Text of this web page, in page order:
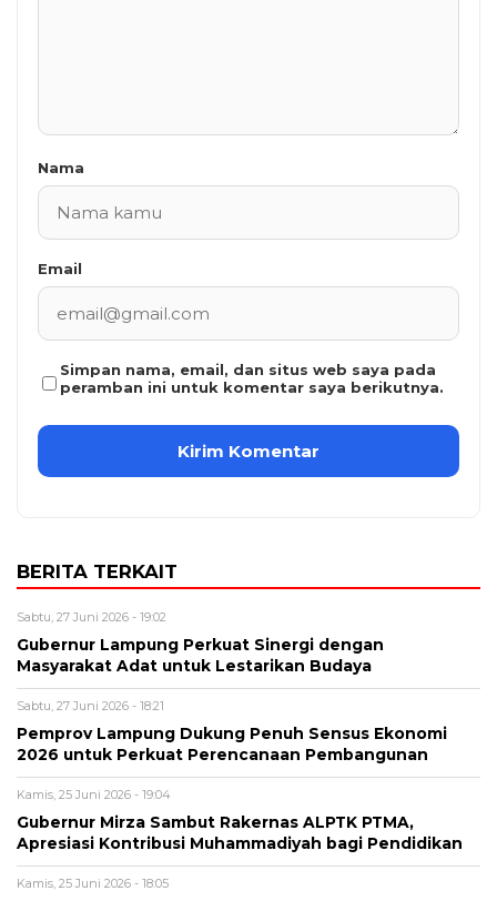
Nama
Email
Simpan nama, email, dan situs web saya pada
peramban ini untuk komentar saya berikutnya.
BERITA TERKAIT
Sabtu, 27 Juni 2026 - 19:02
Gubernur Lampung Perkuat Sinergi dengan
Masyarakat Adat untuk Lestarikan Budaya
Sabtu, 27 Juni 2026 - 18:21
Pemprov Lampung Dukung Penuh Sensus Ekonomi
2026 untuk Perkuat Perencanaan Pembangunan
Kamis, 25 Juni 2026 - 19:04
Gubernur Mirza Sambut Rakernas ALPTK PTMA,
Apresiasi Kontribusi Muhammadiyah bagi Pendidikan
Kamis, 25 Juni 2026 - 18:05